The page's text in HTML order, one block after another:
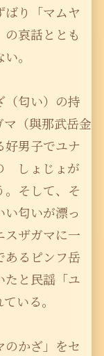
ばり「マムヤ
哀話ととも
。
匂い）の持
（與那武岳金
好男子でユナ
しょじょが
。そして、そ
匂いが漂っ
スザガマに一
あるピンフ岳
たと民謡「ユ
いる。
のかざ」をセ